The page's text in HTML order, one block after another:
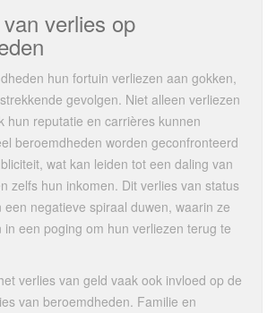
verlies op
hun fortuin verliezen aan gokken,
gevolgen. Niet alleen verliezen
hun reputatie en carrières kunnen
beroemdheden worden geconfronteerd
wat kan leiden tot een daling van
zelfs hun inkomen. Dit verlies van status
een negatieve spiraal duwen, waarin ze
in een poging om hun verliezen terug te
verlies van geld vaak ook invloed op de
van beroemdheden. Familie en